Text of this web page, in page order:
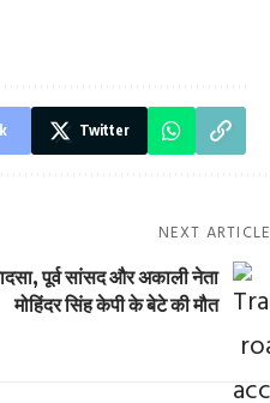
Twitter
NEXT ARTICLE
पूर्व सांसद और अकाली नेता
मोहिंदर सिंह केपी के बेटे की मौत